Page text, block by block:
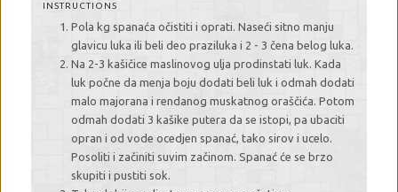
INSTRUCTIONS
Pola kg spanaća očistiti i oprati. Naseći sitno manju
glavicu luka ili beli deo praziluka i 2 - 3 čena belog luka.
Na 2-3 kašičice maslinovog ulja prodinstati luk. Kada
luk počne da menja boju dodati beli luk i odmah dodati
malo majorana i rendanog muskatnog oraščića. Potom
odmah dodati 3 kašike putera da se istopi, pa ubaciti
opran i od vode ocedjen spanać, tako sirov i ucelo.
Posoliti i začiniti suvim začinom. Spanać će se brzo
skupiti i pustiti sok.